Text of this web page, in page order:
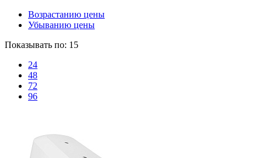
Возрастанию цены
Убыванию цены
Показывать по: 15
24
48
72
96